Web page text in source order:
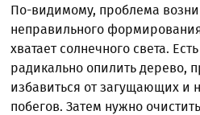
По-видимому, проблема
неправильного
хватает солнечного света.
радикально опилить дерево,
избавиться от загущающих и
побегов. Затем нужно